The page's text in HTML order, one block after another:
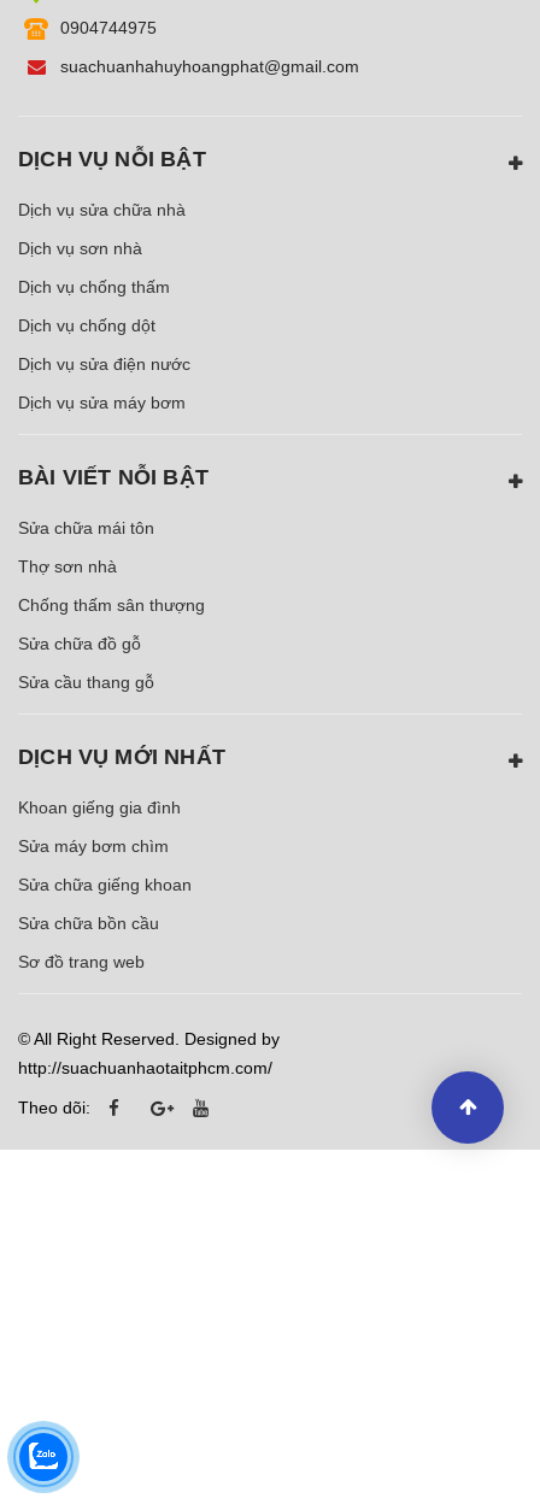
0904744975
suachuanhahuyhoangphat@gmail.com
DỊCH VỤ NỖI BẬT
Dịch vụ sửa chữa nhà
Dịch vụ sơn nhà
Dịch vụ chống thấm
Dịch vụ chống dột
Dịch vụ sửa điện nước
Dịch vụ sửa máy bơm
BÀI VIẾT NỖI BẬT
Sửa chữa mái tôn
Thợ sơn nhà
Chống thấm sân thượng
Sửa chữa đồ gỗ
Sửa cầu thang gỗ
DỊCH VỤ MỚI NHẤT
Khoan giếng gia đình
Sửa máy bơm chìm
Sửa chữa giếng khoan
Sửa chữa bồn cầu
Sơ đồ trang web
© All Right Reserved. Designed by
http://suachuanhaotaitphcm.com/
Theo dõi: